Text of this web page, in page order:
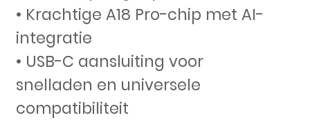
• Krachtige A18 Pro-chip met AI-
integratie
• USB-C aansluiting voor
snelladen en universele
compatibiliteit